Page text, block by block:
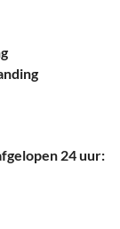
24 uur: